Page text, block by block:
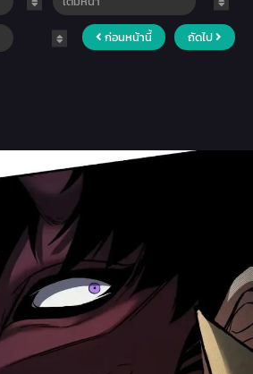
ก่อนหน้านี้ ถัดไป